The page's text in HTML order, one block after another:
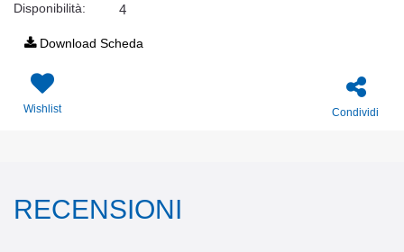
Disponibilità: 4
Download Scheda
Wishlist Condividi
RECENSIONI